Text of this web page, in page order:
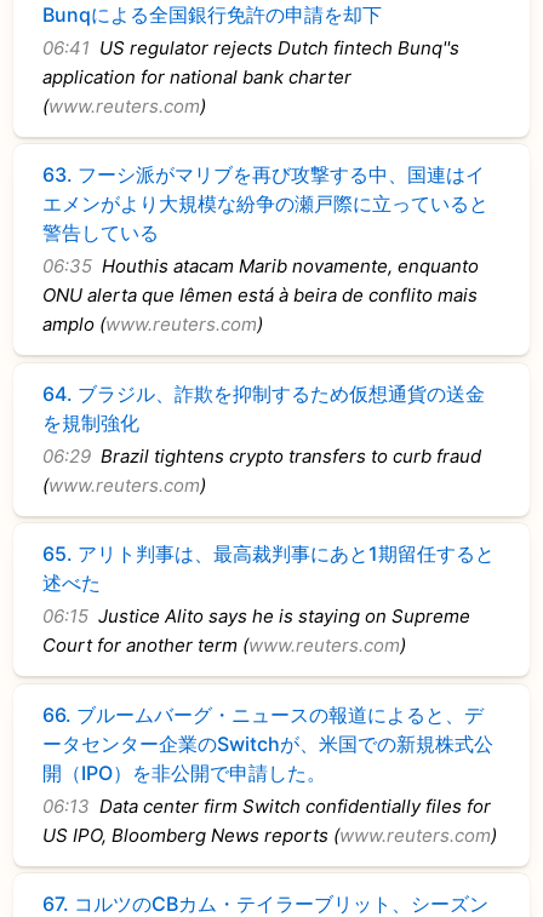
Bunqによる全国銀行免許の申請を却下
06:41 US regulator rejects Dutch fintech Bunq''s
application for national bank charter
(www.reuters.com)
63. フーシ派がマリブを再び攻撃する中、国連はイ
エメンがより大規模な紛争の瀬戸際に立っていると
警告している
06:35 Houthis atacam Marib novamente, enquanto
ONU alerta que Iêmen está à beira de conflito mais
amplo (www.reuters.com)
64. ブラジル、詐欺を抑制するため仮想通貨の送金
を規制強化
06:29 Brazil tightens crypto transfers to curb fraud
(www.reuters.com)
65. アリト判事は、最高裁判事にあと1期留任すると
述べた
06:15 Justice Alito says he is staying on Supreme
Court for another term (www.reuters.com)
66. ブルームバーグ・ニュースの報道によると、デ
ータセンター企業のSwitchが、米国での新規株式公
開（IPO）を非公開で申請した。
06:13 Data center firm Switch confidentially files for
US IPO, Bloomberg News reports (www.reuters.com)
67. コルツのCBカム・テイラーブリット、シーズン